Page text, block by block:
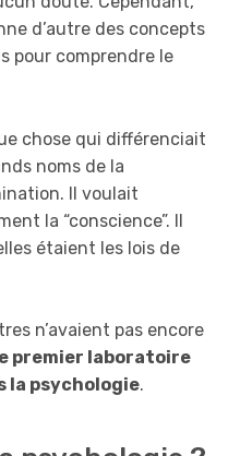
d’autre des concepts
pour comprendre le
chose qui différenciait
noms de la
Il voulait
la “conscience”. Il
étaient les lois de
n’avaient pas encore
le premier laboratoire
la psychologie.